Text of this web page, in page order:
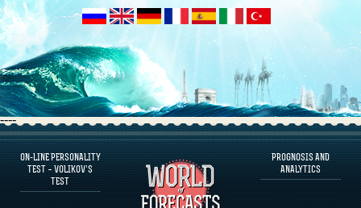
----
ON-LINE PERSONALITY
TEST – VOLIKOV’S
TEST
PROGNOSIS AND
ANALYTICS
FAQS
DEFINE ONE’S PERSONALITY
FAMOUS PERSONALITIES